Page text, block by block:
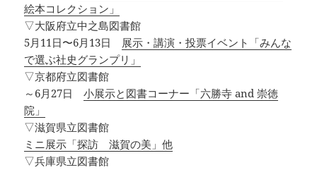
絵本コレクション」
▽大阪府立中之島図書館
5月11日〜6月13日 展示・講演・投票イベント「みんな
で選ぶ社史グランプリ」
▽京都府立図書館
～6月27日小展示と図書コーナー「六勝寺 and 崇徳
院」
▽滋賀県立図書館
ミニ展示「探訪 滋賀の美」他
▽兵庫県立図書館